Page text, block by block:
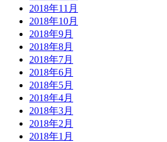
2018年11月
2018年10月
2018年9月
2018年8月
2018年7月
2018年6月
2018年5月
2018年4月
2018年3月
2018年2月
2018年1月